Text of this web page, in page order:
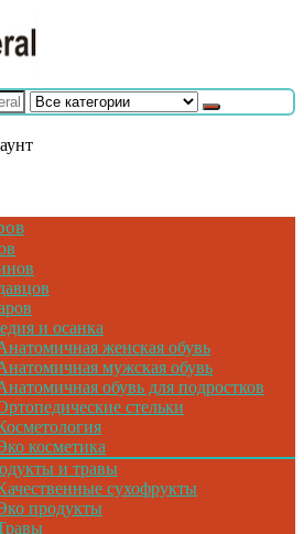
и осанка
женская обувь
мужская обувь
обувь для подростков
стельки
косметика
и травы
сухофрукты
продукты